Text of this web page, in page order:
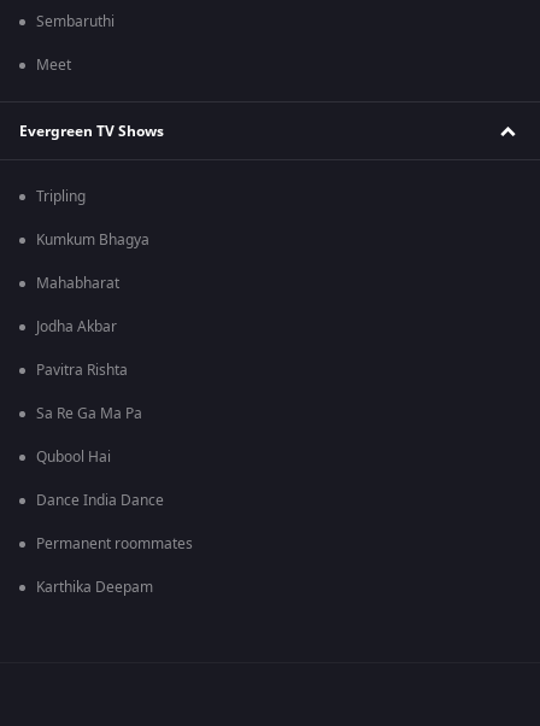
Sembaruthi
Meet
Evergreen TV Shows
Tripling
Kumkum Bhagya
Mahabharat
Jodha Akbar
Pavitra Rishta
Sa Re Ga Ma Pa
Qubool Hai
Dance India Dance
Permanent roommates
Karthika Deepam